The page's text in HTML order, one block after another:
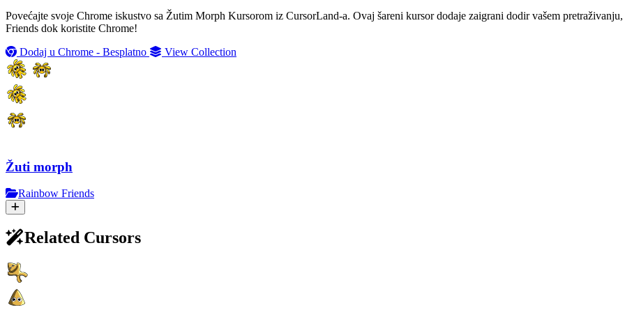
Povećajte svoje Chrome iskustvo sa Žutim Morph Kursorom iz CursorLand-a. Ovaj šareni kursor dodaje zaigrani dodir vašem
Friends dok koristite Chrome!
Dodaj u Chrome - Besplatno
View Collection
Žuti morph
Rainbow Friends
Related Cursors